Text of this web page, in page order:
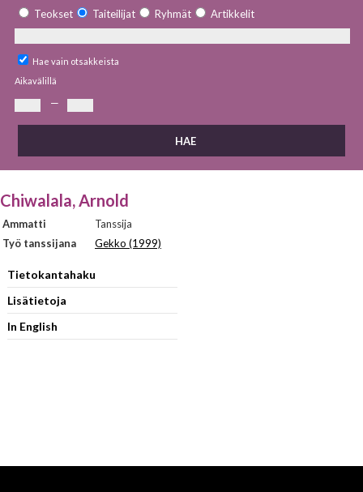
Teokset Taiteilijat Ryhmät Artikkelit
Hae vain otsakkeista
Aikavälillä
—
Chiwalala, Arnold
Ammatti
Tanssija
Työ tanssijana
Gekko (1999)
Tietokantahaku
Lisätietoja
In English